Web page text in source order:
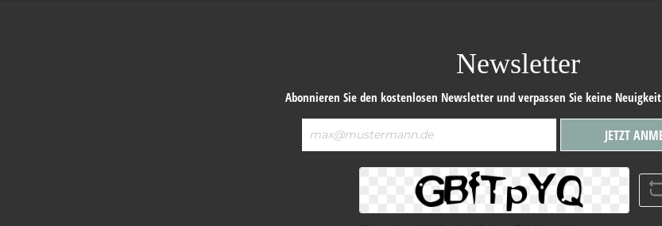
Newsletter
Abonnieren Sie den kostenlosen Newsletter und verpassen Sie keine
Mail-
Adresse*
JETZT